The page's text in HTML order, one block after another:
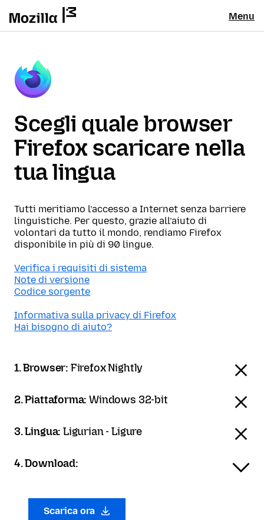
Menu
Scegli quale browser
Firefox scaricare nella
tua lingua
Tutti meritiamo l’accesso a Internet senza barriere
linguistiche. Per questo, grazie all’aiuto di
volontari da tutto il mondo, rendiamo Firefox
disponibile in più di 90 lingue.
Verifica i requisiti di sistema
Note di versione
Codice sorgente
Informativa sulla privacy di Firefox
Hai bisogno di aiuto?
1. Browser: Firefox Nightly
2. Piattaforma:Windows 32-bit
3. Lingua:Ligurian - Ligure
4. Download:
Scarica ora